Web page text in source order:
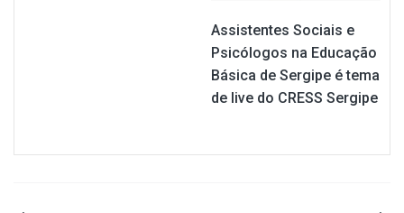
Assistentes Sociais e
Psicólogos na Educação
Básica de Sergipe é tema
de live do CRESS Sergipe